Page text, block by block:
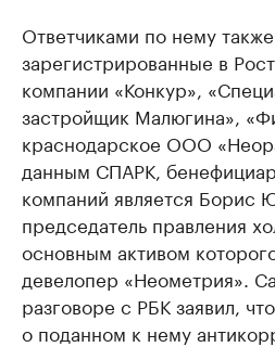
Ответчиками по нему
зарегистрированные в
компании «Конкур»,
застройщик Малюгина»,
краснодарское ООО
данным СПАРК,
компаний является Борис
председатель правления
основным активом
девелопер «Неометрия».
разговоре с РБК заявил,
о поданном к нему